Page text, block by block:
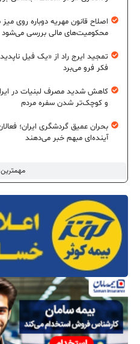
مهمترین
اصلاح قانون مهریه دوباره روی
محکومیت‌های مالی بررسی می‌شود
تمجید ایرج راد از «یک فیل
فکر فرو می‌برد
کاهش شدید مصرف لبنیات در
و کوچک‌تر شدن سفره مردم
بحران عمیق گردشگری ایران؛
آینده‌ای مبهم خبر می‌دهند